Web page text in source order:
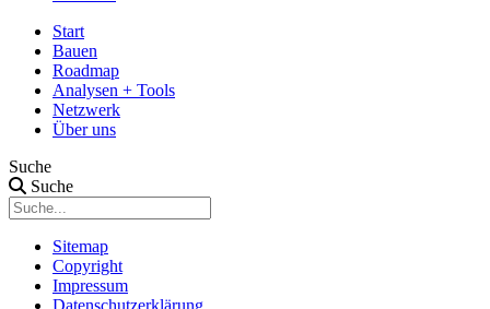
Start
Bauen
Roadmap
Analysen + Tools
Netzwerk
Über uns
Suche
Suche
Sitemap
Copyright
Impressum
Datenschutz­erklärung